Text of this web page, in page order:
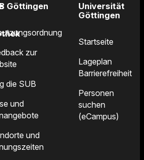
Göttingen
zur
die SUB
und
und
Universität
Göttingen
Startseite
Lageplan
Barrierefreiheit
Personen
suchen
(eCampus)